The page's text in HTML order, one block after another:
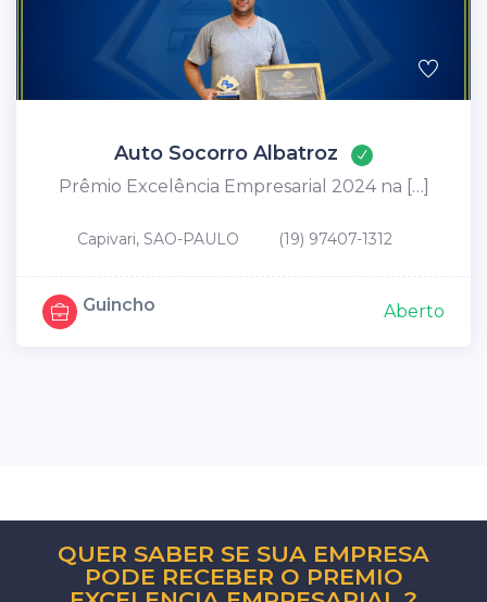
Auto Socorro Albatroz
Prêmio Excelência Empresarial 2024 na […]
Capivari, SAO-PAULO (19) 97407-1312
Guincho Aberto
QUER SABER SE SUA EMPRESA
PODE RECEBER O PREMIO